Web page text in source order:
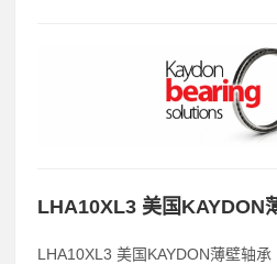
LHA10XL3 美国KAYDON
LHA10XL3 美国KAYDON薄壁轴承